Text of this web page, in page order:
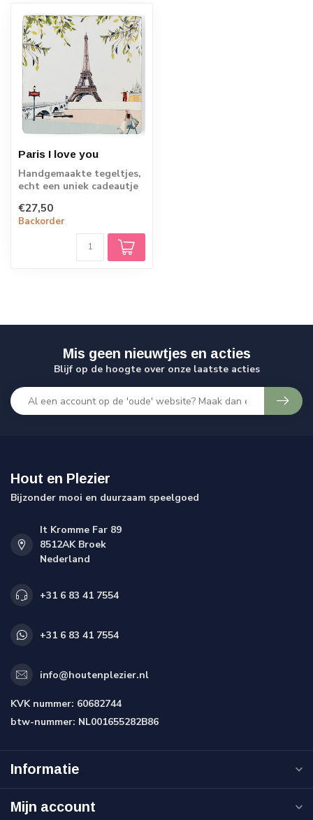
Paris I love you
Handgemaakte tegeltjes,
echt een uniek cadeautje
€27,50
Backorder
Mis geen nieuwtjes en acties
Blijf op de hoogte over onze laatste acties
Hout en Plezier
Bijzonder mooi en duurzaam speelgoed
It Kromme Far 89
8512AK Broek
Nederland
+31 6 83 41 7554
+31 6 83 41 7554
info@houtenplezier.nl
KVK nummer: 60682744
btw-nummer: NL001655282B86
Informatie
Mijn account